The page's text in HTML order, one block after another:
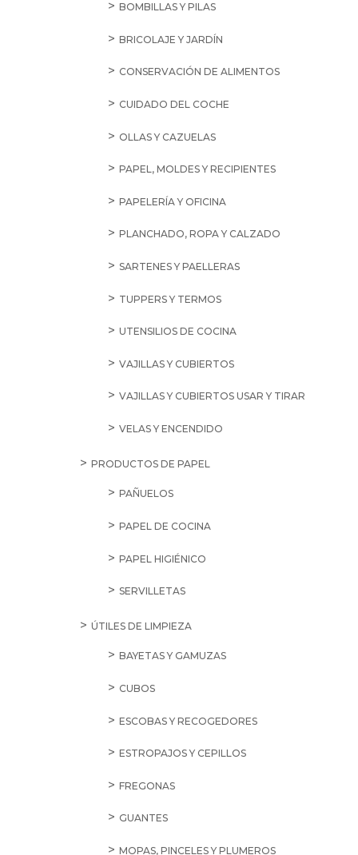
BOMBILLAS Y PILAS
BRICOLAJE Y JARDÍN
CONSERVACIÓN DE ALIMENTOS
CUIDADO DEL COCHE
OLLAS Y CAZUELAS
PAPEL, MOLDES Y RECIPIENTES
PAPELERÍA Y OFICINA
PLANCHADO, ROPA Y CALZADO
SARTENES Y PAELLERAS
TUPPERS Y TERMOS
UTENSILIOS DE COCINA
VAJILLAS Y CUBIERTOS
VAJILLAS Y CUBIERTOS USAR Y TIRAR
VELAS Y ENCENDIDO
PRODUCTOS DE PAPEL
PAÑUELOS
PAPEL DE COCINA
PAPEL HIGIÉNICO
SERVILLETAS
ÚTILES DE LIMPIEZA
BAYETAS Y GAMUZAS
CUBOS
ESCOBAS Y RECOGEDORES
ESTROPAJOS Y CEPILLOS
FREGONAS
GUANTES
MOPAS, PINCELES Y PLUMEROS